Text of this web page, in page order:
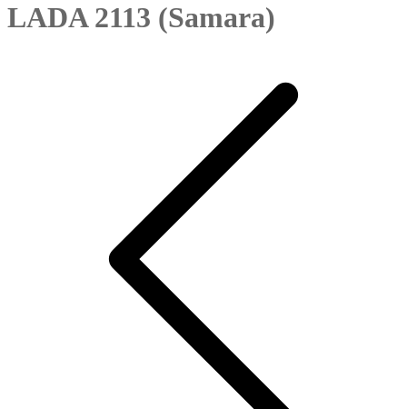
LADA 2113 (Samara)